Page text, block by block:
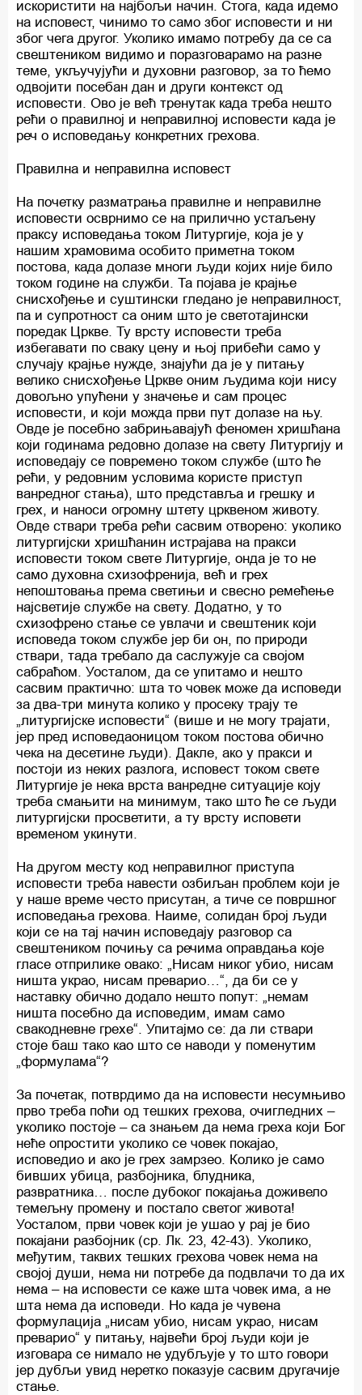
искористити на најбољи начин. Стога, када идемо
на исповест, чинимо то само због исповести и ни
због чега другог. Уколико имамо потребу да се са
свештеником видимо и поразговарамо на разне
теме, укључујући и духовни разговор, за то ћемо
одвојити посебан дан и други контекст од
исповести. Ово је већ тренутак када треба нешто
рећи о правилној и неправилној исповести када је
реч о исповедању конкретних грехова.
Правилна и неправилна исповест
На почетку разматрања правилне и неправилне
исповести осврнимо се на прилично устаљену
праксу исповедања током Литургије, која је у
нашим храмовима особито приметна током
постова, када долазе многи људи којих није било
током године на служби. Та појава је крајње
снисхођење и суштински гледано је неправилност,
па и супротност са оним што је светотајински
поредак Цркве. Ту врсту исповести треба
избегавати по сваку цену и њој прибећи само у
случају крајње нужде, знајући да је у питању
велико снисхођење Цркве оним људима који нису
довољно упућени у значење и сам процес
исповести, и који можда први пут долазе на њу.
Овде је посебно забрињавајућ феномен хришћана
који годинама редовно долазе на свету Литургију и
исповедају се повремено током службе (што ће
рећи, у редовним условима користе приступ
ванредног стања), што представља и грешку и
грех, и наноси огромну штету црквеном животу.
Овде ствари треба рећи сасвим отворено: уколико
литургијски хришћанин истрајава на пракси
исповести током свете Литургије, онда је то не
само духовна схизофренија, већ и грех
непоштовања према светињи и свесно ремећење
најсветије службе на свету. Додатно, у то
схизофрено стање се увлачи и свештеник који
исповеда током службе јер би он, по природи
ствари, тада требало да саслужује са својом
сабраћом. Уосталом, да се упитамо и нешто
сасвим практично: шта то човек може да исповеди
за два-три минута колико у просеку трају те
„литургијске исповести“ (више и не могу трајати,
јер пред исповедаоницом током постова обично
чека на десетине људи). Дакле, ако у пракси и
постоји из неких разлога, исповест током свете
Литургије је нека врста ванредне ситуације коју
треба смањити на минимум, тако што ће се људи
литургијски просветити, а ту врсту исповети
временом укинути.
На другом месту код неправилног приступа
исповести треба навести озбиљан проблем који је
у наше време често присутан, а тиче се површног
исповедања грехова. Наиме, солидан број људи
који се на тај начин исповедају разговор са
свештеником почињу са речима оправдања које
гласе отприлике овако: „Нисам никог убио, нисам
ништа украо, нисам преварио…“, да би се у
наставку обично додало нешто попут: „немам
ништа посебно да исповедим, имам само
свакодневне грехе“. Упитајмо се: да ли ствари
стоје баш тако као што се наводи у поменутим
„формулама“?
За почетак, потврдимо да на исповести несумњиво
прво треба поћи од тешких грехова, очигледних –
уколико постоје – са знањем да нема греха који Бог
неће опростити уколико се човек покајао,
исповедио и ако је грех замрзео. Колико је само
бивших убица, разбојника, блудника,
развратника… после дубоког покајања доживело
темељну промену и постало светог живота!
Уосталом, први човек који је ушао у рај је био
покајани разбојник (ср. Лк. 23, 42-43). Уколико,
међутим, таквих тешких грехова човек нема на
својој души, нема ни потребе да подвлачи то да их
нема – на исповести се каже шта човек има, а не
шта нема да исповеди. Но када је чувена
формулација „нисам убио, нисам украо, нисам
преварио“ у питању, највећи број људи који је
изговара се нимало не удубљује у то што говори
јер дубљи увид неретко показује сасвим другачије
стање.